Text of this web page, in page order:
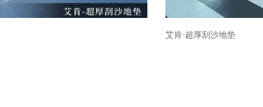
艾肯-超厚刮沙地垫